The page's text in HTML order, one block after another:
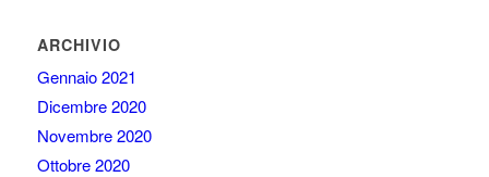
ARCHIVIO
Gennaio 2021
Dicembre 2020
Novembre 2020
Ottobre 2020